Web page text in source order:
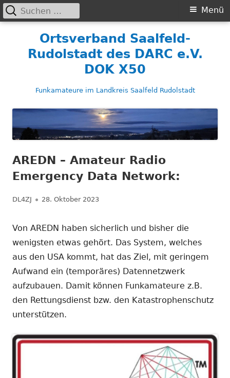
Ortsverband Saalfeld-
Rudolstadt des DARC e.V.
DOK X50
Funkamateure im Landkreis Saalfeld Rudolstadt
Primäres
Menü
Suchen
nach:
AREDN – Amateur Radio
Emergency Data Network:
Autor
DL4ZJ Veröffentlicht
28. Oktober 2023
Von AREDN haben sicherlich und bisher die
wenigsten etwas gehört. Das System, welches
aus den USA kommt, hat das Ziel, mit geringem
Aufwand ein (temporäres) Datennetzwerk
aufzubauen. Damit können Funkamateure z.B.
den Rettungsdienst bzw. den Katastrophenschutz
unterstützen.